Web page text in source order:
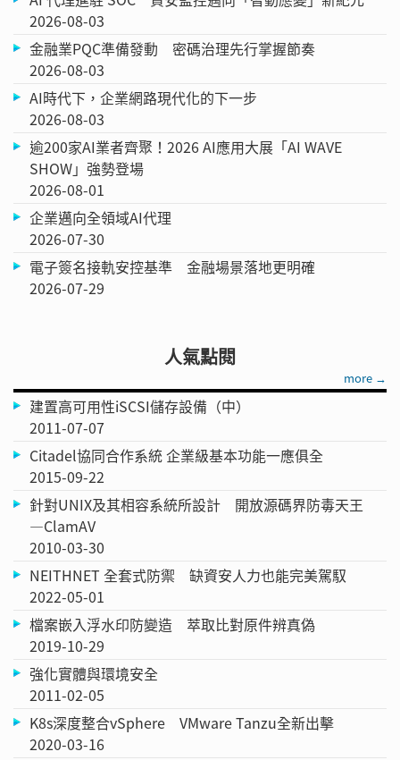
2026-08-03
金融業PQC準備發動 密碼治理先行掌握節奏
2026-08-03
AI時代下，企業網路現代化的下一步
2026-08-03
逾200家AI業者齊聚！2026 AI應用大展「AI WAVE
SHOW」強勢登場
2026-08-01
企業邁向全領域AI代理
2026-07-30
電子簽名接軌安控基準 金融場景落地更明確
2026-07-29
人氣點閱
more →
建置高可用性iSCSI儲存設備（中）
2011-07-07
Citadel協同合作系統 企業級基本功能一應俱全
2015-09-22
針對UNIX及其相容系統所設計 開放源碼界防毒天王
—ClamAV
2010-03-30
NEITHNET 全套式防禦 缺資安人力也能完美駕馭
2022-05-01
檔案嵌入浮水印防變造 萃取比對原件辨真偽
2019-10-29
強化實體與環境安全
2011-02-05
K8s深度整合vSphere VMware Tanzu全新出擊
2020-03-16